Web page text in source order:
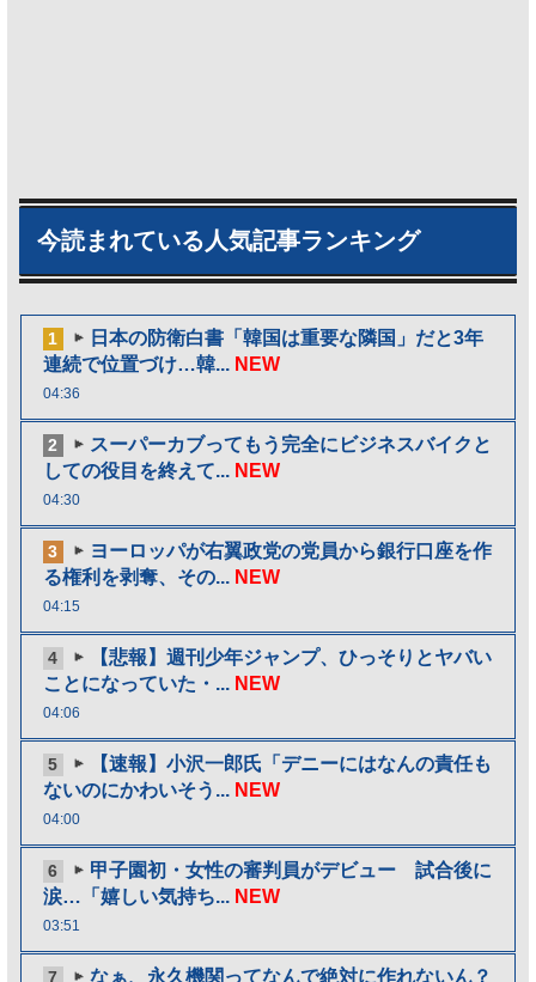
今読まれている人気記事ランキング
1
日本の防衛白書「韓国は重要な隣国」だと3年
連続で位置づけ…韓... NEW
04:36
2
スーパーカブってもう完全にビジネスバイクと
しての役目を終えて... NEW
04:30
3
ヨーロッパが右翼政党の党員から銀行口座を作
る権利を剥奪、その... NEW
04:15
4
【悲報】週刊少年ジャンプ、ひっそりとヤバい
ことになっていた・... NEW
04:06
5
【速報】小沢一郎氏「デニーにはなんの責任も
ないのにかわいそう... NEW
04:00
6
甲子園初・女性の審判員がデビュー 試合後に
涙…「嬉しい気持ち... NEW
03:51
7 なぁ、永久機関ってなんで絶対に作れないん？